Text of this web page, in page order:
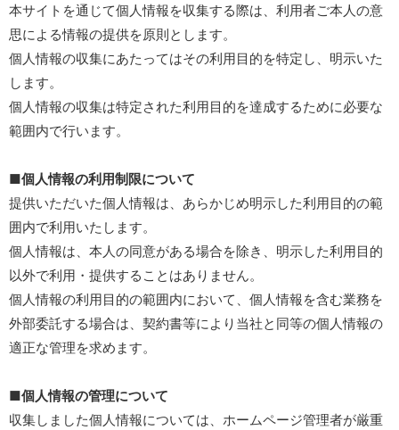
本サイトを通じて個人情報を収集する際は、利用者ご本人の意
思による情報の提供を原則とします。
個人情報の収集にあたってはその利用目的を特定し、明示いた
します。
個人情報の収集は特定された利用目的を達成するために必要な
範囲内で行います。
■個人情報の利用制限について
提供いただいた個人情報は、あらかじめ明示した利用目的の範
囲内で利用いたします。
個人情報は、本人の同意がある場合を除き、明示した利用目的
以外で利用・提供することはありません。
個人情報の利用目的の範囲内において、個人情報を含む業務を
外部委託する場合は、契約書等により当社と同等の個人情報の
適正な管理を求めます。
■個人情報の管理について
収集しました個人情報については、ホームページ管理者が厳重